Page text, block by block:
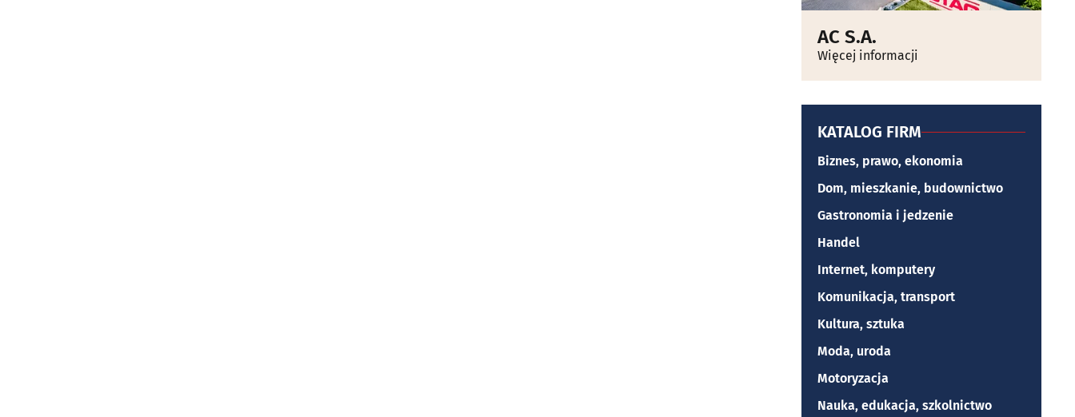
AC S.A.
Więcej informacji
KATALOG FIRM
Biznes, prawo, ekonomia
Dom, mieszkanie, budownictwo
Gastronomia i jedzenie
Handel
Internet, komputery
Komunikacja, transport
Kultura, sztuka
Moda, uroda
Motoryzacja
Nauka, edukacja, szkolnictwo